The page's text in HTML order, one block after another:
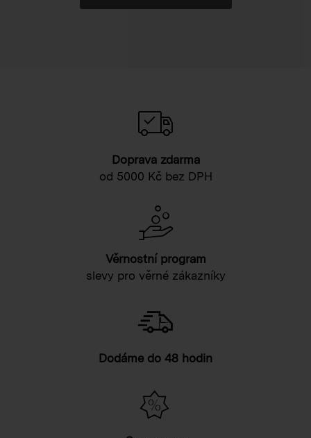
Doprava zdarma
od 5000 Kč bez DPH
Věrnostní program
slevy pro věrné zákazníky
Dodáme do 48 hodin